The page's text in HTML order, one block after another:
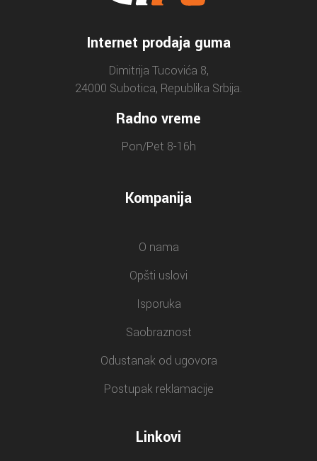
Internet prodaja guma
Dimitrija Tucovića 8,
24000 Subotica, Republika Srbija.
Radno vreme
Pon/Pet 8-16h
Kompanija
O nama
Opšti uslovi
Isporuka
Saobraznost
Odustanak od ugovora
Postupak reklamacije
Linkovi